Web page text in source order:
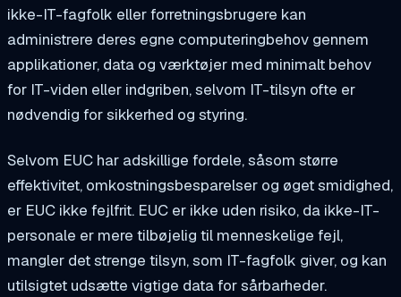
ikke-IT-fagfolk eller forretningsbrugere kan
administrere deres egne computeringbehov gennem
applikationer, data og værktøjer med minimalt behov
for IT-viden eller indgriben, selvom IT-tilsyn ofte er
nødvendig for sikkerhed og styring.
Selvom EUC har adskillige fordele, såsom større
effektivitet, omkostningsbesparelser og øget smidighed,
er EUC ikke fejlfrit. EUC er ikke uden risiko, da ikke-IT-
personale er mere tilbøjelig til menneskelige fejl,
mangler det strenge tilsyn, som IT-fagfolk giver, og kan
utilsigtet udsætte vigtige data for sårbarheder.